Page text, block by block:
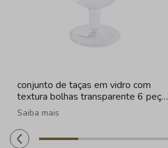
conjunto de taças em vidro com
textura bolhas transparente 6 peças
- 260ml
Saiba mais